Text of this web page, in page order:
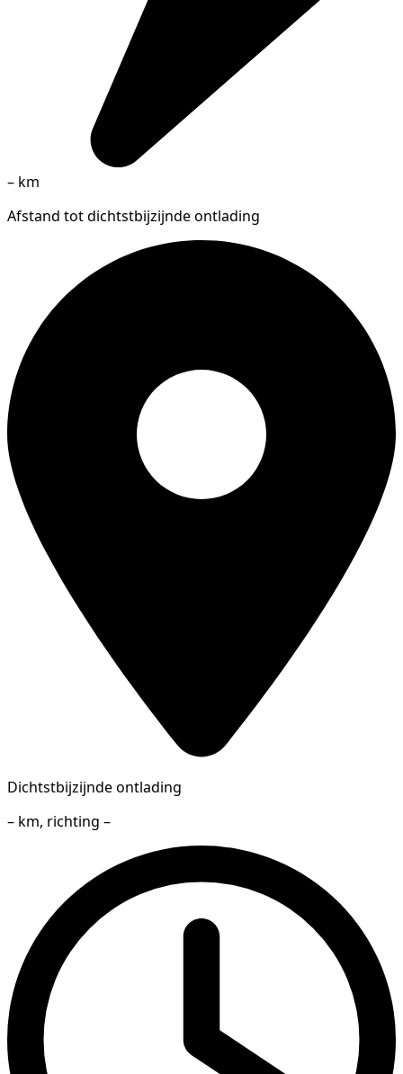
– km
Afstand tot dichtstbijzijnde ontlading
Dichtstbijzijnde ontlading
– km, richting –